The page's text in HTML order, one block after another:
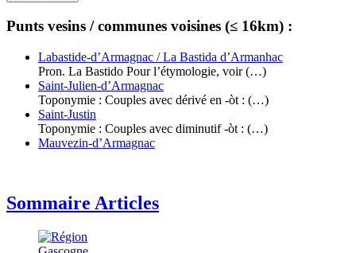
Punts vesins / communes voisines (≤ 16km) :
Labastide-d’Armagnac / La Bastida d’Armanhac
Pron. La Bastido Pour l’étymologie, voir (…)
Saint-Julien-d’Armagnac
Toponymie : Couples avec dérivé en -òt : (…)
Saint-Justin
Toponymie : Couples avec diminutif -òt : (…)
Mauvezin-d’Armagnac
Sommaire Articles